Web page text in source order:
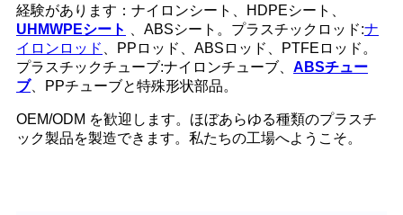
経験があります：ナイロンシート、HDPEシート、
UHMWPEシート
、ABSシート。プラスチックロッド:ナ
イロンロッド
、PPロッド、ABSロッド、PTFEロッド。
プラスチックチューブ:ナイロンチューブ、 ABSチュー
ブ、PPチューブと特殊形状部品。
OEM/ODM を歓迎します。ほぼあらゆる種類のプラスチ
ック製品を製造できます。私たちの工場へようこそ。